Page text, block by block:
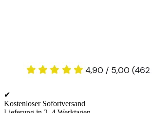
✔
Kostenloser Sofortversand